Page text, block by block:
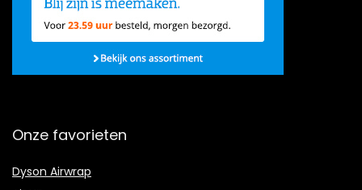
Onze favorieten
Dyson Airwrap